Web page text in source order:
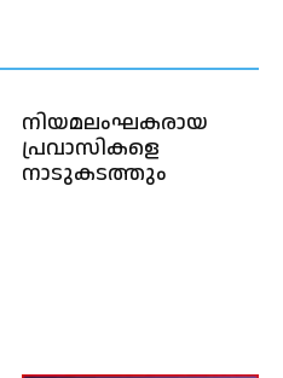
നിയമലംഘകരായ
പ്രവാസികളെ
നാടുകടത്തും